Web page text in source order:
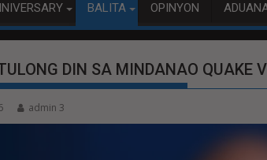
BALITA OPINYON
DIN SA MINDANAO QUAKE
admin 3